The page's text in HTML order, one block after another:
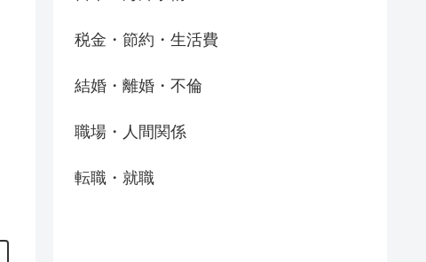
税金・節約・生活費
結婚・離婚・不倫
職場・人間関係
転職・就職